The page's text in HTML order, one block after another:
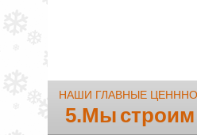
НАШИ ГЛАВНЫЕ
5.Мы